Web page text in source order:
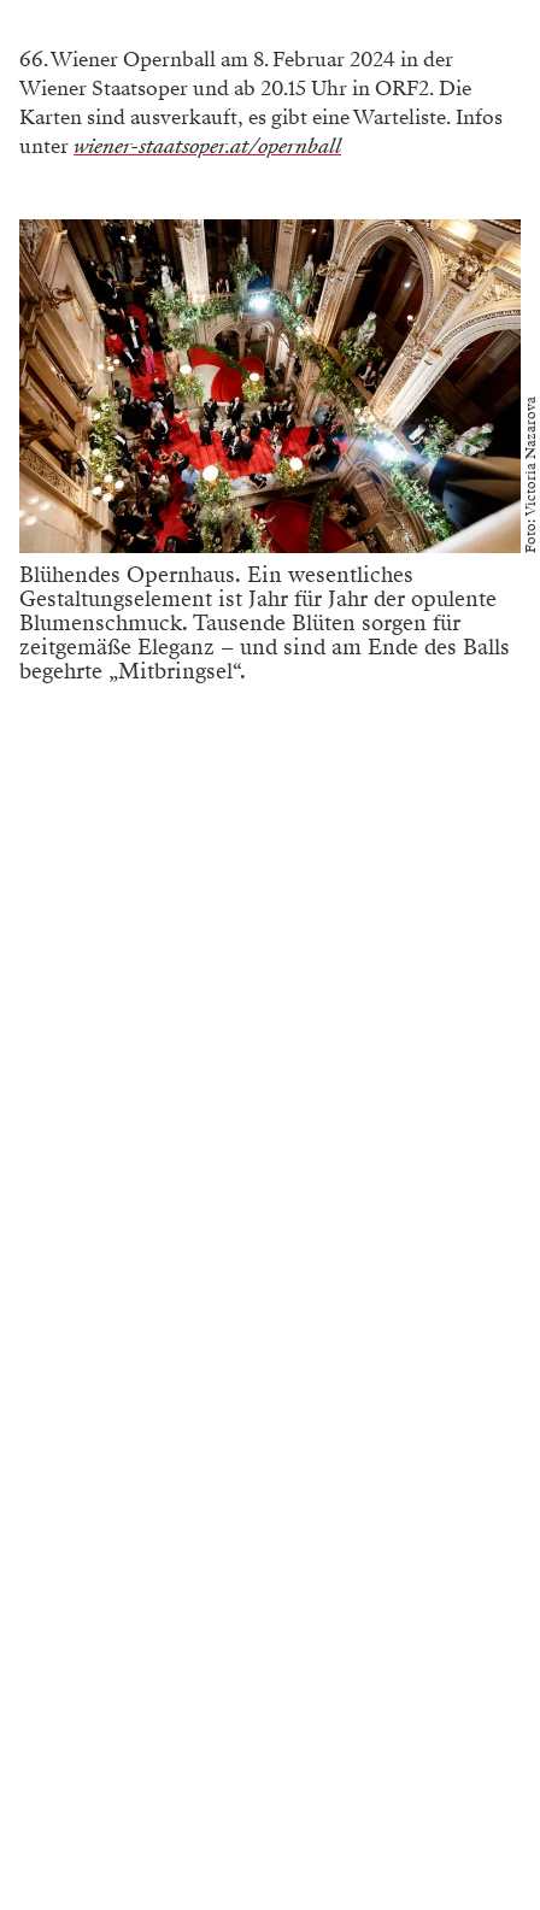
66. Wiener Opernball am 8. Februar 2024 in der
Wiener Staatsoper und ab 20.15 Uhr in ORF2. Die
Karten sind ausverkauft, es gibt eine Warteliste. Infos
unter wiener-staatsoper.at/opernball
Foto: Victoria Nazarova
Blühendes Opernhaus. Ein wesentliches
Gestaltungselement ist Jahr für Jahr der opulente
Blumenschmuck. Tausende Blüten sorgen für
zeitgemäße Eleganz – und sind am Ende des Balls
begehrte „Mitbringsel“.